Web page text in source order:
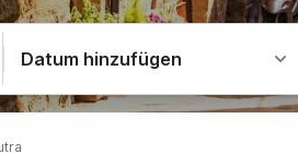
Datum hinzufügen